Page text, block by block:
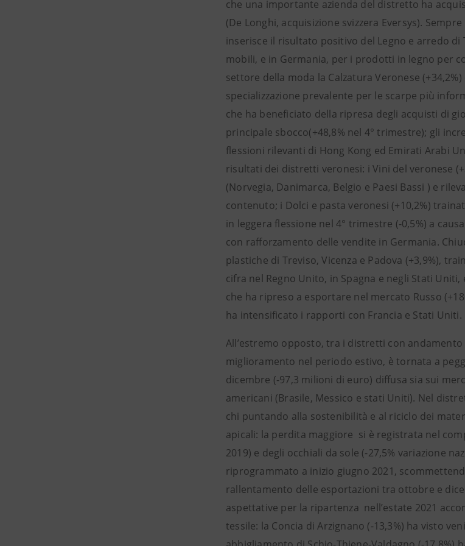
che una importante azienda del distretto ha
(De Longhi, acquisizione svizzera Eversys).
inserisce il risultato positivo del Legno e arredo
mobili, e in Germania, per i prodotti in legno per
settore della moda la Calzatura Veronese
specializzazione prevalente per le scarpe più
che ha beneficiato della ripresa degli acquisti di
principale sbocco(+48,8% nel 4° trimestre); gli
flessioni rilevanti di Hong Kong ed Emirati Arabi
risultati dei distretti veronesi: i Vini del veronese
(Norvegia, Danimarca, Belgio e Paesi Bassi ) e
contenuto; i Dolci e pasta veronesi (+10,2%)
in leggera flessione nel 4° trimestre (-0,5%) a
con rafforzamento delle vendite in Germania.
plastiche di Treviso, Vicenza e Padova (+3,9%),
cifra nel Regno Unito, in Spagna e negli Stati
che ha ripreso a esportare nel mercato Russo
ha intensificato i rapporti con Francia e Stati Uniti.
All’estremo opposto, tra i distretti con
miglioramento nel periodo estivo, è tornata a
dicembre (-97,3 milioni di euro) diffusa sia sui
americani (Brasile, Messico e stati Uniti). Nel
chi puntando alla sostenibilità e al riciclo dei
apicali: la perdita maggiore si è registrata nel
2019) e degli occhiali da sole (-27,5% variazione
riprogrammato a inizio giugno 2021,
rallentamento delle esportazioni tra ottobre e
aspettative per la ripartenza nell’estate 2021
tessile: la Concia di Arzignano (-13,3%) ha visto